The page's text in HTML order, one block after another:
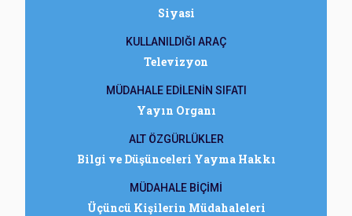
Siyasi
KULLANILDIĞI ARAÇ
Televizyon
MÜDAHALE EDİLENİN SIFATI
Yayın Organı
ALT ÖZGÜRLÜKLER
Bilgi ve Düşünceleri Yayma Hakkı
MÜDAHALE BİÇİMİ
Üçüncü Kişilerin Müdahaleleri